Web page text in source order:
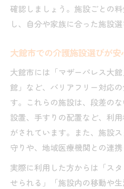
確認しましょう。施設ごとの
し、自分や家族に合った施設
大館市での介護施設選びが
大館市には「マザーパレス大
館」など、バリアフリー対応
す。これらの施設は、段差の
設置、手すりの配置など、利
がされています。また、施設
守りや、地域医療機関との連携
実際に利用した方からは「ス
せられる」「施設内の移動や